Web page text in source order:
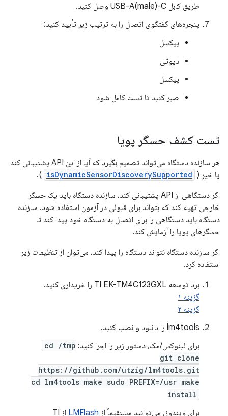
طریق کابل USB-A(male)-C وصل کنید.
پنجره‌های گفتگوی اتصال را به ترتیب زیر تأیید کنید:
پیکسل
دیوتی
پیکسل
صبر کنید تا تست کامل شود
تست کشف حسگر پویا
هر سازنده دستگاه می‌تواند تصمیم بگیرد که آیا از این API پشتیبانی کند
یا خیر ( isDynamicSensorDiscoverySupported
).
اگر دستگاهی از API پشتیبانی کند، سازنده دستگاه باید یک حسگر
خارجی تهیه کند که بتواند برای قبولی در آزمون استفاده شود. سازنده
دستگاه باید دستگاهی را برای اتصال به دستگاه خود پیدا کند تا
حسگرهای پویا را آزمایش کند.
اگر سازنده دستگاه نتواند دستگاه را پیدا کند، می‌توان از تنظیمات زیر
استفاده کرد.
برد توسعه TI EK-TM4C123GXL را خریداری کنید.
گزینه ۱
گزینه ۲
lm4tools را دانلود و نصب کنید.
برای لینوکس/مک، دستور زیر را اجرا کنید: cd /tmp
git clone
https://github.com/utzig/lm4tools.git
cd lm4tools make sudo PREFIX=/usr make
install
برای ویندوز، می‌توانید مستقیماً از LMFlash
از TI